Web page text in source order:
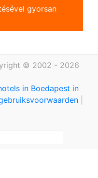
gyorsan
© 2002 - 2026
in Boedapest in